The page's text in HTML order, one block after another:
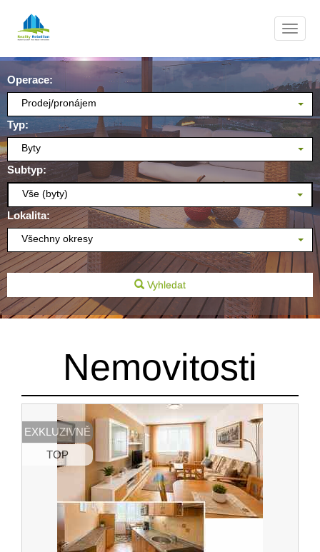
Operace:
Prodej/pronájem
Typ:
Byty
Subtyp:
Vše (byty)
Lokalita:
Všechny okresy
Vyhledat
Nemovitosti
EXKLUZIVNĚ
TOP